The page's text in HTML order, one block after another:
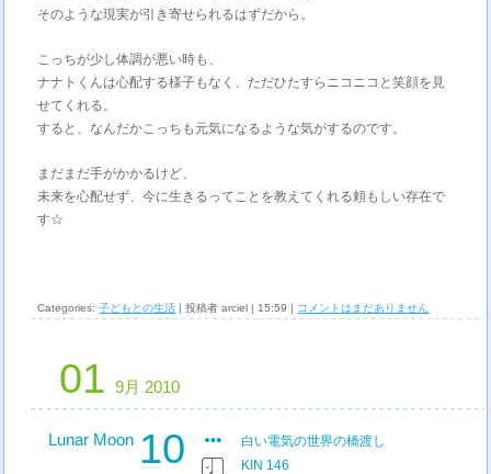
そのような現実が引き寄せられるはずだから。
こっちが少し体調が悪い時も、
ナナトくんは心配する様子もなく、ただひたすらニコニコと笑顔を見
せてくれる。
すると、なんだかこっちも元気になるような気がするのです。
まだまだ手がかかるけど、
未来を心配せず、今に生きるってことを教えてくれる頼もしい存在で
す☆
Categories:子どもとの生活 | 投稿者 arciel | 15:59 | コメントはまだありません
01 9月 2010
Lunar Moon 10
白い電気の世界の橋渡し
KIN 146